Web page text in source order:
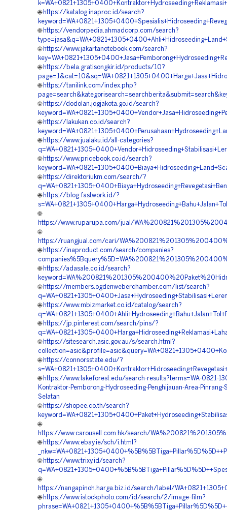
🌐 https://katalog.inaproc.id/search?
🌐 https://vendorpedia.ahmadcorp.com/search?
🌐 https://www.jakartanotebook.com/search?
🌐 https://bela.gratisongkir.id/products/10?
🌐 https://tanilink.com/index.php?
🌐 https://dodolan.jogjakota.go.id/search?
🌐 https://lakukan.co.id/search?
🌐 https://www.jualaku.id/all-categories?
🌐 https://www.pricebook.co.id/search?
🌐 https://direktoriukm.com/search/?
🌐 https://blog.fastwork.id/?
🌐
https://www.ruparupa.com/jual/
🌐
https://ruangjual.com/cari/
🌐 https://inaproduct.com/search/companies?
🌐 https://adasale.co.id/search?
🌐 https://members.ogdenweberchamber.com/list/search?
🌐 https://www.mbizmarket.co.id/catalog/search?
🌐 https://jp.pinterest.com/search/pins/?
🌐 https://sitesearch.asic.gov.au/s/search.html?
🌐 https://connorsstate.edu/?
🌐 https://www.lakeforest.edu/search-results?terms=WA-0821-
Kontraktor-Pemborong-Hydroseeding-Penghijauan-Area-Pinrang-
Selatan
🌐 https://shopee.co.th/search?
🌐
https://www.carousell.com.hk/search/
🌐 https://www.ebay.ie/sch/i.html?
🌐 https://www.trixy.id/search?
🌐
https://nangapinoh.harga.biz.id/search/label/
🌐 https://www.istockphoto.com/id/search/2/image-film?